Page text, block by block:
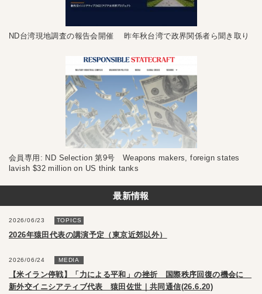
ND台湾現地調査の報告会開催 昨年秋台湾で政界関係者ら聞き取り
会員専用: ND Selection 第9号 Weapons makers, foreign states
lavish $32 million on US think tanks
最新情報
2026/06/23 TOPICS
2026年猿田代表の講演予定（東京近郊以外）
2026/06/24 MEDIA
【米イラン停戦】「力による平和」の挫折 国際秩序回復の機会に
新外交イニシアティブ代表 猿田佐世｜共同通信(26.6.20)